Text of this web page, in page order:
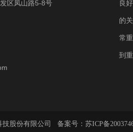
区凤山路5-8号 良
的
常
到
股份有限公司 备案号： 苏ICP备